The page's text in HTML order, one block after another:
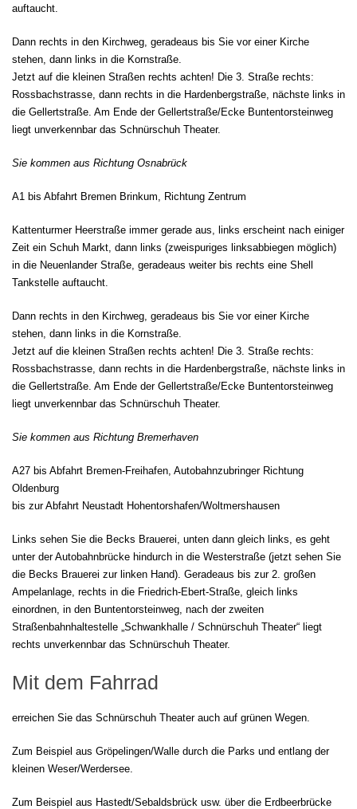
auftaucht.
Dann rechts in den Kirchweg, geradeaus bis Sie vor einer Kirche
stehen, dann links in die Kornstraße.
Jetzt auf die kleinen Straßen rechts achten! Die 3. Straße rechts:
Rossbachstrasse, dann rechts in die Hardenbergstraße, nächste links in
die Gellertstraße. Am Ende der Gellertstraße/Ecke Buntentorsteinweg
liegt unverkennbar das Schnürschuh Theater.
Sie kommen aus Richtung Osnabrück
A1 bis Abfahrt Bremen Brinkum, Richtung Zentrum
Kattenturmer Heerstraße immer gerade aus, links erscheint nach einiger
Zeit ein Schuh Markt, dann links (zweispuriges linksabbiegen möglich)
in die Neuenlander Straße, geradeaus weiter bis rechts eine Shell
Tankstelle auftaucht.
Dann rechts in den Kirchweg, geradeaus bis Sie vor einer Kirche
stehen, dann links in die Kornstraße.
Jetzt auf die kleinen Straßen rechts achten! Die 3. Straße rechts:
Rossbachstrasse, dann rechts in die Hardenbergstraße, nächste links in
die Gellertstraße. Am Ende der Gellertstraße/Ecke Buntentorsteinweg
liegt unverkennbar das Schnürschuh Theater.
Sie kommen aus Richtung Bremerhaven
A27 bis Abfahrt Bremen-Freihafen, Autobahnzubringer Richtung
Oldenburg
bis zur Abfahrt Neustadt Hohentorshafen/Woltmershausen
Links sehen Sie die Becks Brauerei, unten dann gleich links, es geht
unter der Autobahnbrücke hindurch in die Westerstraße (jetzt sehen Sie
die Becks Brauerei zur linken Hand). Geradeaus bis zur 2. großen
Ampelanlage, rechts in die Friedrich-Ebert-Straße, gleich links
einordnen, in den Buntentorsteinweg, nach der zweiten
Straßenbahnhaltestelle „Schwankhalle / Schnürschuh Theater“ liegt
rechts unverkennbar das Schnürschuh Theater.
Mit dem Fahrrad
erreichen Sie das Schnürschuh Theater auch auf grünen Wegen.
Zum Beispiel aus Gröpelingen/Walle durch die Parks und entlang der
kleinen Weser/Werdersee.
Zum Beispiel aus Hastedt/Sebaldsbrück usw. über die Erdbeerbrücke